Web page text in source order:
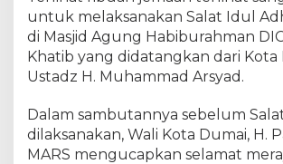
u
m
a
,
H
.
untuk melaksanakan Salat Idul
di Masjid Agung Habiburahman
Khatib yang didatangkan dari Kota
Ustadz H. Muhammad Arsyad.
Dalam sambutannya sebelum
dilaksanakan, Wali Kota Dumai, H.
MARS mengucapkan selamat